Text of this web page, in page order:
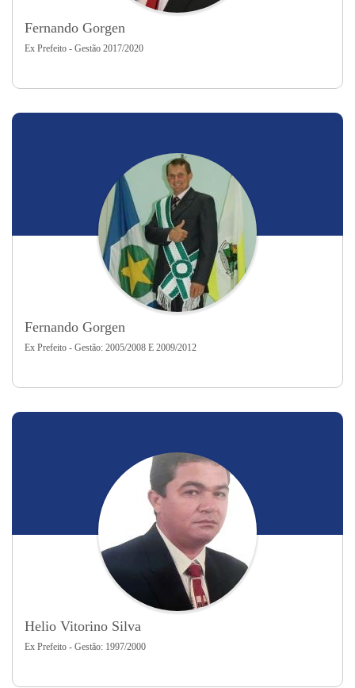
Fernando Gorgen
Ex Prefeito - Gestão 2017/2020
Fernando Gorgen
Ex Prefeito - Gestão: 2005/2008 E 2009/2012
Helio Vitorino Silva
Ex Prefeito - Gestão: 1997/2000